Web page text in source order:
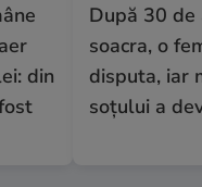
din
După 30 de
soacra, o
disputa, iar
soțului a